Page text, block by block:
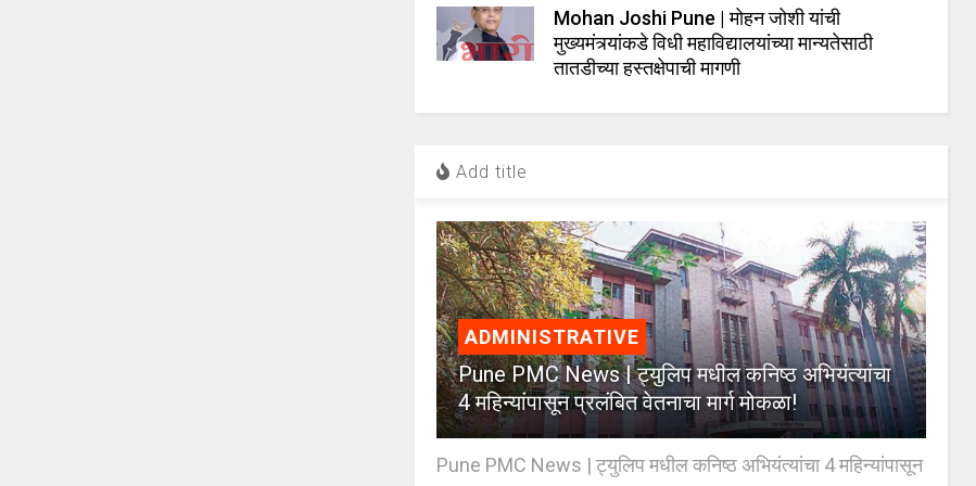
Mohan Joshi Pune | मोहन जोशी यांची
मुख्यमंत्र्यांकडे विधी महाविद्यालयांच्या मान्यतेसाठी
तातडीच्या हस्तक्षेपाची मागणी
Add title
ADMINISTRATIVE
Pune PMC News | ट्युलिप मधील कनिष्ठ अभियंत्यांचा
4 महिन्यांपासून प्रलंबित वेतनाचा मार्ग मोकळा!
Pune PMC News | ट्युलिप मधील कनिष्ठ अभियंत्यांचा 4 महिन्यांपासून